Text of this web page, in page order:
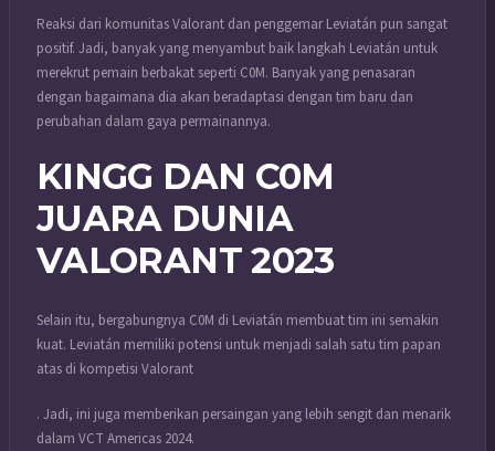
Reaksi dari komunitas Valorant dan penggemar Leviatán pun sangat
positif. Jadi, banyak yang menyambut baik langkah Leviatán untuk
merekrut pemain berbakat seperti C0M. Banyak yang penasaran
dengan bagaimana dia akan beradaptasi dengan tim baru dan
perubahan dalam gaya permainannya.
KINGG DAN C0M
JUARA DUNIA
VALORANT 2023
Selain itu, bergabungnya C0M di Leviatán membuat tim ini semakin
kuat. Leviatán memiliki potensi untuk menjadi salah satu tim papan
atas di kompetisi Valorant
. Jadi, ini juga memberikan persaingan yang lebih sengit dan menarik
dalam VCT Americas 2024.